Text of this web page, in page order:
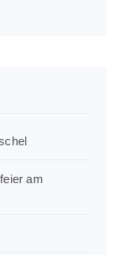
am